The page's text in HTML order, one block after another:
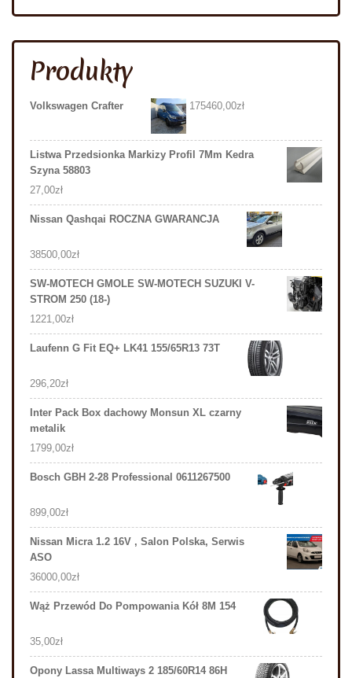
Produkty
Volkswagen Crafter 175460,00zł
Listwa Przedsionka Markizy Profil 7Mm Kedra
Szyna 58803
27,00zł
Nissan Qashqai ROCZNA GWARANCJA
38500,00zł
SW-MOTECH GMOLE SW-MOTECH SUZUKI V-
STROM 250 (18-)
1221,00zł
Laufenn G Fit EQ+ LK41 155/65R13 73T
296,20zł
Inter Pack Box dachowy Monsun XL czarny
metalik
1799,00zł
Bosch GBH 2-28 Professional 0611267500
899,00zł
Nissan Micra 1.2 16V , Salon Polska, Serwis
ASO
36000,00zł
Wąż Przewód Do Pompowania Kół 8M 154
35,00zł
Opony Lassa Multiways 2 185/60R14 86H